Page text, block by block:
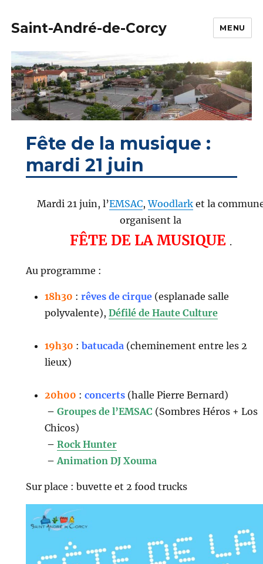
Saint-André-de-Corcy MENU
Fête de la musique :
mardi 21 juin
Mardi 21 juin, l’EMSAC,Woodlarket la
organisent la
FÊTE DE LA MUSIQUE .
Au programme :
18h30 : rêves de cirque (esplanade salle
polyvalente), Défilé de Haute Culture
19h30 : batucada (cheminement entre les 2
lieux)
20h00 : concerts (halle Pierre Bernard)
– Groupes de l’EMSAC (Sombres Héros + Los
Chicos)
– Rock Hunter
– Animation DJ Xouma
Sur place : buvette et 2 food trucks